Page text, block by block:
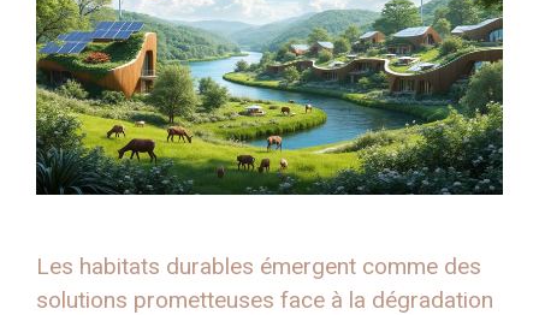
Les habitats durables émergent comme des
solutions prometteuses face à la dégradation